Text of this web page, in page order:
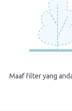
Maaf filter yang